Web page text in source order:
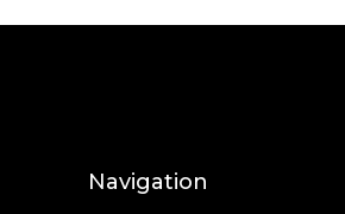
Navigation